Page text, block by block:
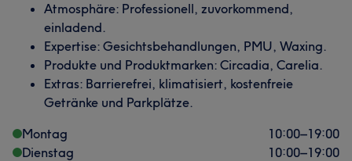
Atmosphäre: Professionell, zuvorkommend,
einladend.
Expertise: Gesichtsbehandlungen, PMU, Waxing.
Produkte und Produktmarken: Circadia, Carelia.
Extras: Barrierefrei, klimatisiert, kostenfreie
Getränke und Parkplätze.
Montag
10:00–19:00
Dienstag
10:00–19:00